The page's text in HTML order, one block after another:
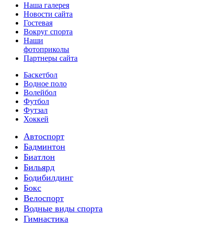
Наша галерея
Новости сайта
Гостевая
Вокруг спорта
Наши
фотоприколы
Партнеры сайта
Баскетбол
Водное поло
Волейбол
Футбол
Футзал
Хоккей
Автоспорт
Бадминтон
Биатлон
Бильярд
Бодибилдинг
Бокс
Велоспорт
Водные виды спорта
Гимнастика